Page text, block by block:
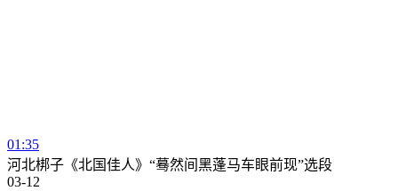
01:35
河北梆子《北国佳人》“蓦然间黑蓬马车眼前现”选段
03-12